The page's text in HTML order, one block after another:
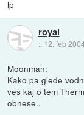
lp
royal
:: 12. feb
Moonman:
Kako pa glede
ves kaj o tem
obnese..